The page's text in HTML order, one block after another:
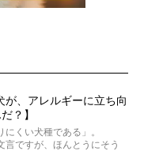
、アレルギーに立ち向
？】
にくい犬種である」。
言ですが、ほんとうにそう